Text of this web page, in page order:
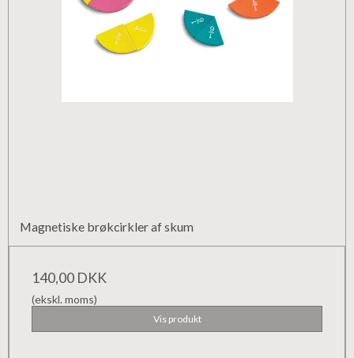
Magnetiske brøkcirkler af skum
140,00 DKK
(ekskl. moms)
Vis produkt